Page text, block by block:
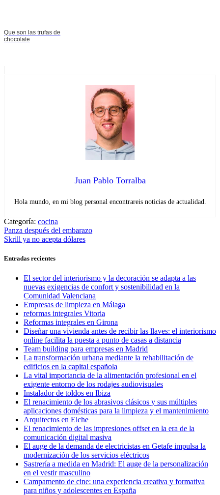
Que son las trufas de
chocolate
Juan Pablo Torralba
Hola mundo, en mi blog personal encontrareis noticias de actualidad.
Categoría: cocina
Navegación
de
entradas
Entrada
anterior:
Panza después del embarazo
Entrada
Skrill ya no acepta dólares
Entradas recientes
El sector del interiorismo y la decoración se adapta a las
nuevas exigencias de confort y sostenibilidad en la
Comunidad Valenciana
Empresas de limpieza en Málaga
reformas integrales Vitoria
Reformas integrales en Girona
Diseñar una vivienda antes de recibir las llaves: el interiorismo
online facilita la puesta a punto de casas a distancia
Team building para empresas en Madrid
La transformación urbana mediante la rehabilitación de
edificios en la capital española
La vital importancia de la alimentación profesional en el
exigente entorno de los rodajes audiovisuales
Instalador de toldos en Ibiza
El renacimiento de los abrasivos clásicos y sus múltiples
aplicaciones domésticas para la limpieza y el mantenimiento
Arquitectos en Elche
El renacimiento de las impresiones offset en la era de la
comunicación digital masiva
El auge de la demanda de electricistas en Getafe impulsa la
modernización de los servicios eléctricos
Sastrería a medida en Madrid: El auge de la personalización
en el vestir masculino
Campamento de cine: una experiencia creativa y formativa
para niños y adolescentes en España